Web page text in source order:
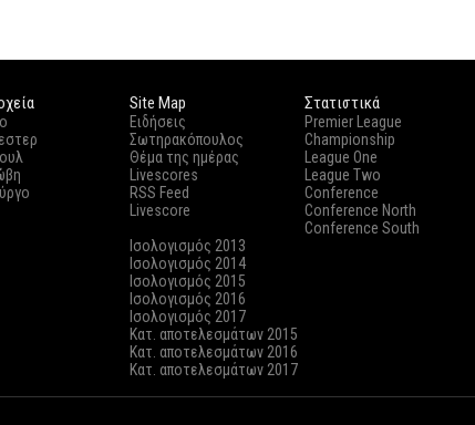
Site Map
Ειδήσεις
Σωτηρακόπουλος
Θέμα της ημέρας
Livescores
RSS Feed
Livescore
Ισολογισμός 2013
Ισολογισμός 2014
Ισολογισμός 2015
Ισολογισμός 2016
Ισολογισμός 2017
Κατ. αποτελεσμάτων 2015
Κατ. αποτελεσμάτων 2016
Κατ. αποτελεσμάτων 2017
Στατιστικά
Premier League
Championship
League One
League Two
Conference
Conference North
Conference South